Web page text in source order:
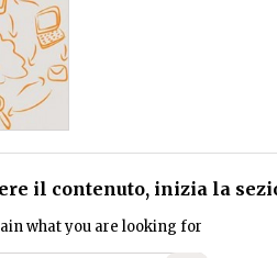
il contenuto, inizia la
what you are looking for